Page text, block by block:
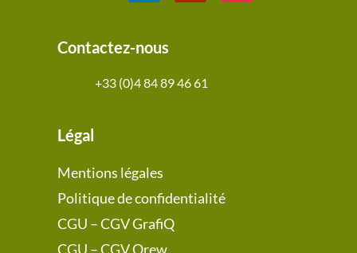
Contactez-nous
+33 (0)4 84 89 46 61
Légal
Mentions légales
Politique de confidentialité
CGU – CGV GrafiQ
CGU – CGV Qrew